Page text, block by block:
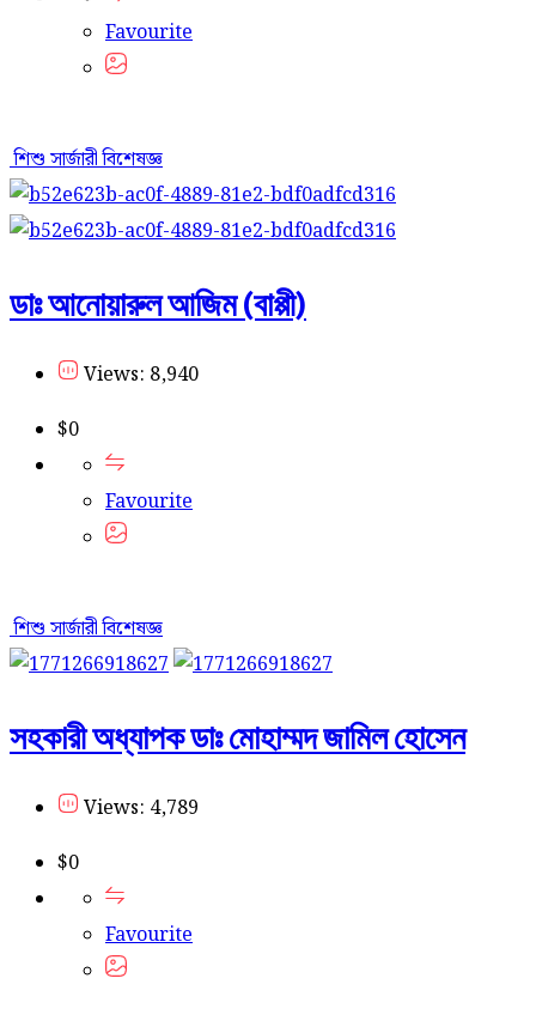
Favourite
শিশু সার্জারী বিশেষজ্ঞ
ডাঃ আনোয়ারুল আজিম (বাপ্পী)
Views: 8,940
$0
Favourite
শিশু সার্জারী বিশেষজ্ঞ
সহকারী অধ্যাপক ডাঃ মোহাম্মদ জামিল হোসেন
Views: 4,789
$0
Favourite